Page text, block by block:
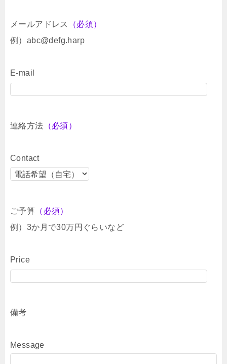
メールアドレス
（必須）
例）abc@defg.harp
E-mail
連絡方法 （必須）
Contact
ご予算 （必須）
例）3か月で30万円ぐらいなど
Price
備考
Message